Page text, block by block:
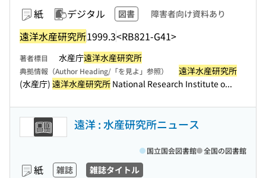
紙 デジタル 図書 障害者向け資料あり
遠洋水産研究所1999.3<RB821-G41>
著者標目 水産庁遠洋水産研究所
典拠情報（Author Heading/「を見よ」参照）
遠洋水産研究所
(水産庁) 遠洋水産研究所 National Research Institute o...
遠洋 : 水産研究所ニュース
紙 雑誌 雑誌タイトル
国立国会図書館 全国の図書館